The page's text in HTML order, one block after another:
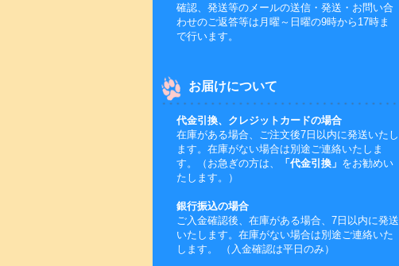
確認、発送等のメールの送信・発送・お問い合
わせのご返答等は月曜～日曜の9時から17時ま
で行います。
お届けについて
代金引換、クレジットカードの場合
在庫がある場合、ご注文後7日以内に発送いたし
ます。在庫がない場合は別途ご連絡いたしま
す。（お急ぎの方は、
「代金引換」 をお勧めい
たします。）
銀行振込の場合
ご入金確認後、在庫がある場合、7日以内に発送
いたします。在庫がない場合は別途ご連絡いた
します。 （入金確認は平日のみ）